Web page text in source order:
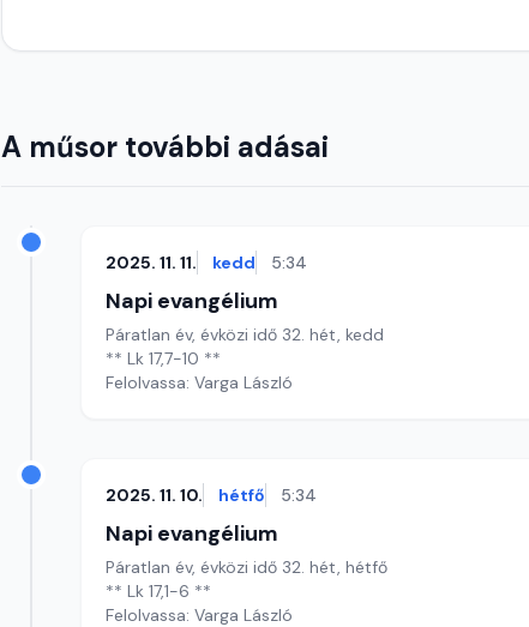
A műsor további adásai
2025. 11. 11. kedd 5:34
Napi evangélium
Páratlan év, évközi idő 32. hét, kedd
** Lk 17,7-10 **
Felolvassa: Varga László
2025. 11. 10. hétfő 5:34
Napi evangélium
Páratlan év, évközi idő 32. hét, hétfő
** Lk 17,1-6 **
Felolvassa: Varga László